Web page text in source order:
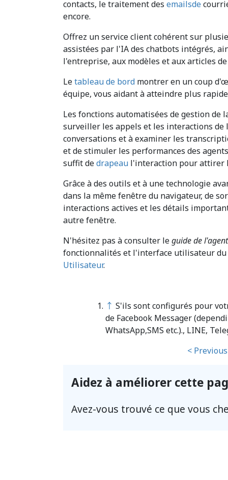
contacts, le traitement des emailsde
encore.
Offrez un service client cohérent sur
assistées par l'IA des chatbots intégrés,
l'entreprise, aux modèles et aux articles
Letableau de bord montrer en un coup
équipe, vous aidant à atteindre plus
Les fonctions automatisées de gestion
surveiller les appels et les interactions
conversations et à examiner les
et de stimuler les performances des
suffit dedrapeau l'interaction pour attirer
Grâce à des outils et à une technologie
dans la même fenêtre du navigateur, de
interactions actives et les détails
autre fenêtre.
N'hésitez pas à consulter leguide de l'agent
fonctionnalités et l'interface utilisateur du
Utilisateur.
↑ S'ils sont configurés pour
de Facebook Messager
WhatsApp,SMS etc.)., LINE,
< Previous
Aidez à améliorer cette
Avez-vous trouvé ce que vous